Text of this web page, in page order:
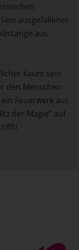
ausgefallenes
aus
kaum sein
den Menschen
Feuerwerk aus
der Magie“ auf